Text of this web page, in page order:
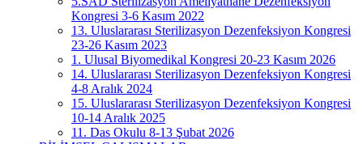
Kongresi 3-6 Kasım 2022
13. Uluslararası Sterilizasyon Dezenfeksiyon Kongresi
23-26 Kasım 2023
1. Ulusal Biyomedikal Kongresi 20-23 Kasım 2026
14. Uluslararası Sterilizasyon Dezenfeksiyon Kongresi
4-8 Aralık 2024
15. Uluslararası Sterilizasyon Dezenfeksiyon Kongresi
10-14 Aralık 2025
11. Das Okulu 8-13 Şubat 2026